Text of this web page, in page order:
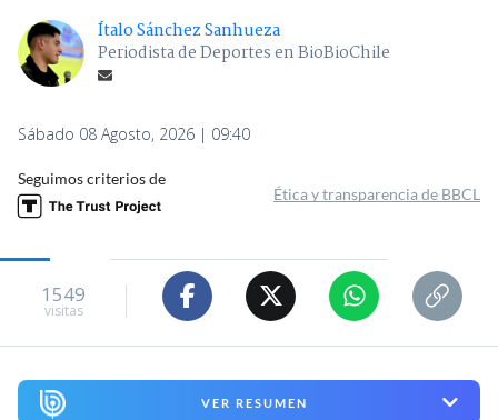
Ítalo Sánchez Sanhueza
Periodista de Deportes en BioBioChile
Sábado 08 Agosto, 2026 | 09:40
Seguimos criterios de
Ética y transparencia de BBCL
1549
visitas
VER RESUMEN